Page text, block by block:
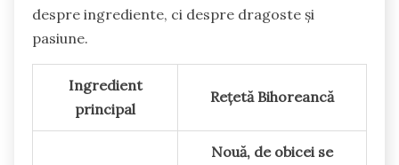
despre ingrediente, ci despre dragoste și
pasiune.
Ingredient
principal
Rețetă Bihoreancă
Nouă, de obicei se